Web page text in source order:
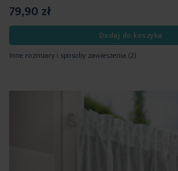
79,90 zł
Dodaj do koszyka
Inne rozmiary i sposoby zawieszenia (2)